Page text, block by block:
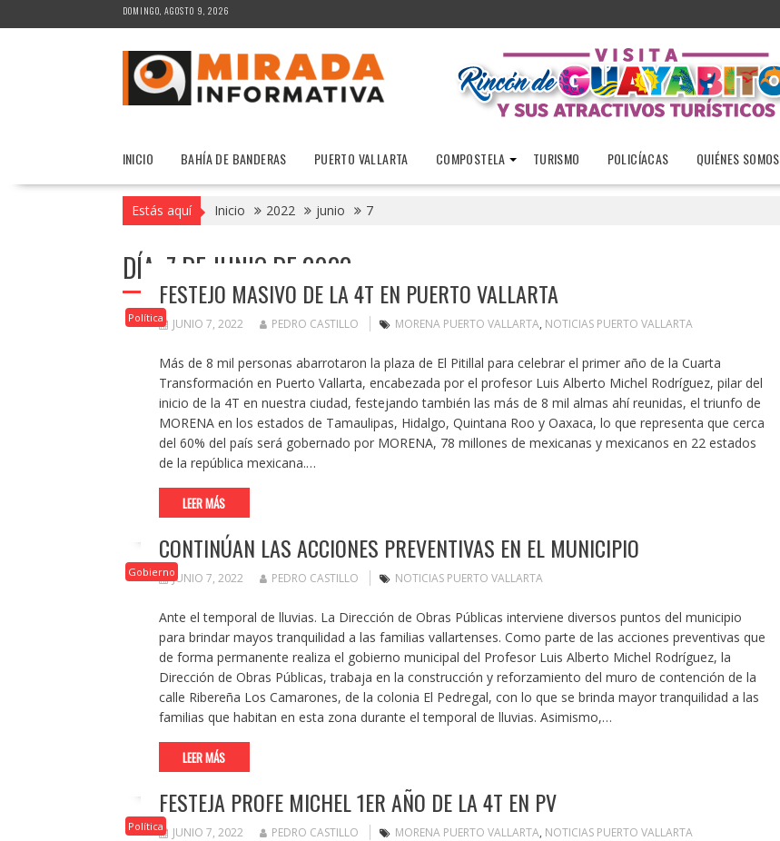
al
DOMINGO, AGOSTO 9, 2026
INICIO BAHÍA DE BANDERAS PUERTO VALLARTA COMPOSTELA TURISMO POLICÍACAS QUIÉNES SOMOS
Estás aquí Inicio 2022 junio 7
DÍA: 7 DE JUNIO DE 2022
Política
FESTEJO MASIVO DE LA 4T EN PUERTO VALLARTA
JUNIO 7, 2022 PEDRO CASTILLO MORENA PUERTO VALLARTA, NOTICIAS PUERTO VALLARTA
Más de 8 mil personas abarrotaron la plaza de El Pitillal para celebrar el primer año de la Cuarta
Transformación en Puerto Vallarta, encabezada por el profesor Luis Alberto Michel Rodríguez, pilar del
inicio de la 4T en nuestra ciudad, festejando también las más de 8 mil almas ahí reunidas, el triunfo de
MORENA en los estados de Tamaulipas, Hidalgo, Quintana Roo y Oaxaca, lo que representa que cerca
del 60% del país será gobernado por MORENA, 78 millones de mexicanas y mexicanos en 22 estados
de la república mexicana.…
LEER MÁS
Gobierno
CONTINÚAN LAS ACCIONES PREVENTIVAS EN EL MUNICIPIO
JUNIO 7, 2022 PEDRO CASTILLO NOTICIAS PUERTO VALLARTA
Ante el temporal de lluvias. La Dirección de Obras Públicas interviene diversos puntos del municipio
para brindar mayos tranquilidad a las familias vallartenses. Como parte de las acciones preventivas que
de forma permanente realiza el gobierno municipal del Profesor Luis Alberto Michel Rodríguez, la
Dirección de Obras Públicas, trabaja en la construcción y reforzamiento del muro de contención de la
calle Ribereña Los Camarones, de la colonia El Pedregal, con lo que se brinda mayor tranquilidad a las
familias que habitan en esta zona durante el temporal de lluvias. Asimismo,…
LEER MÁS
Política
FESTEJA PROFE MICHEL 1ER AÑO DE LA 4T EN PV
JUNIO 7, 2022 PEDRO CASTILLO MORENA PUERTO VALLARTA, NOTICIAS PUERTO VALLARTA